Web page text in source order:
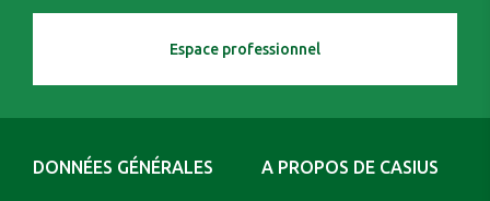
Espace professionnel
DONNÉES GÉNÉRALES A PROPOS DE CASIUS